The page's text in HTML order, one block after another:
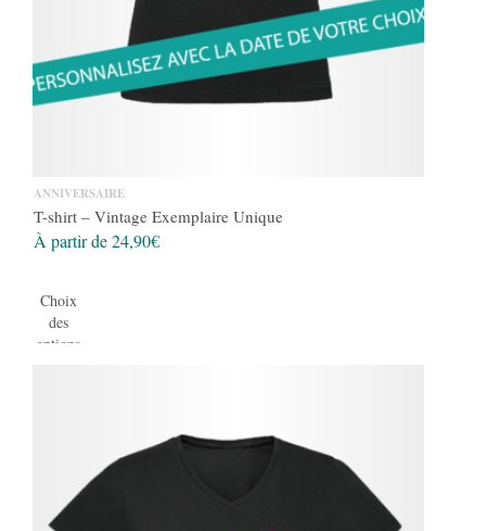
ANNIVERSAIRE
T-shirt – Vintage Exemplaire Unique
À partir de24,90€
Choix
des
options